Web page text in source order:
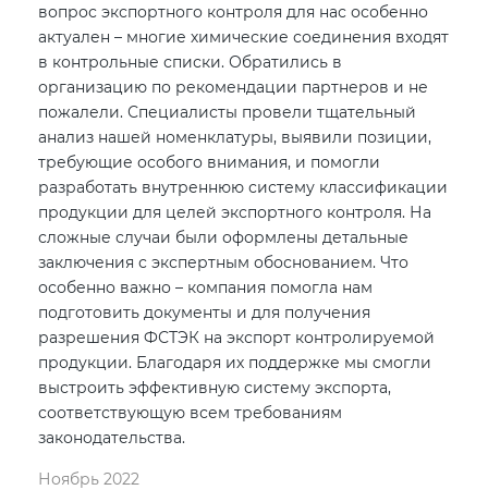
вопрос экспортного контроля для нас особенно
актуален – многие химические соединения входят
в контрольные списки. Обратились в
организацию по рекомендации партнеров и не
пожалели. Специалисты провели тщательный
анализ нашей номенклатуры, выявили позиции,
требующие особого внимания, и помогли
разработать внутреннюю систему классификации
продукции для целей экспортного контроля. На
сложные случаи были оформлены детальные
заключения с экспертным обоснованием. Что
особенно важно – компания помогла нам
подготовить документы и для получения
разрешения ФСТЭК на экспорт контролируемой
продукции. Благодаря их поддержке мы смогли
выстроить эффективную систему экспорта,
соответствующую всем требованиям
законодательства.
Ноябрь 2022